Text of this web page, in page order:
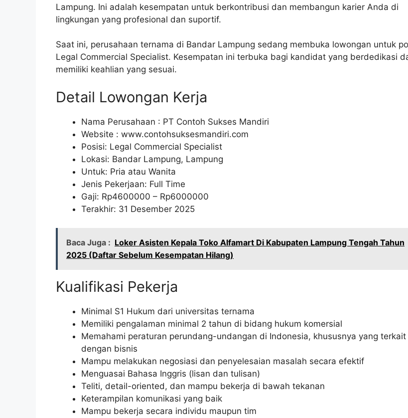
Lampung. Ini adalah kesempatan untuk berkontribusi dan membangun karier Anda di
lingkungan yang profesional dan suportif.
Saat ini, perusahaan ternama di Bandar Lampung sedang membuka lowongan untuk
Legal Commercial Specialist. Kesempatan ini terbuka bagi kandidat yang berdedikasi
memiliki keahlian yang sesuai.
Detail Lowongan Kerja
Nama Perusahaan : PT Contoh Sukses Mandiri
Website : www.contohsuksesmandiri.com
Posisi: Legal Commercial Specialist
Lokasi: Bandar Lampung, Lampung
Untuk: Pria atau Wanita
Jenis Pekerjaan: Full Time
Gaji: Rp4600000 – Rp6000000
Terakhir: 31 Desember 2025
Baca Juga : Loker Asisten Kepala Toko Alfamart Di Kabupaten Lampung Tengah Tahun
2025 (Daftar Sebelum Kesempatan Hilang)
Kualifikasi Pekerja
Minimal S1 Hukum dari universitas ternama
Memiliki pengalaman minimal 2 tahun di bidang hukum komersial
Memahami peraturan perundang-undangan di Indonesia, khususnya yang terkait
dengan bisnis
Mampu melakukan negosiasi dan penyelesaian masalah secara efektif
Menguasai Bahasa Inggris (lisan dan tulisan)
Teliti, detail-oriented, dan mampu bekerja di bawah tekanan
Keterampilan komunikasi yang baik
Mampu bekerja secara individu maupun tim